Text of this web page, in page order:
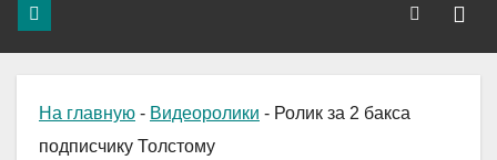
На главную - Видеоролики - Ролик за 2 бакса
подписчику Толстому